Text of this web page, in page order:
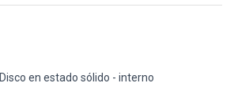
Disco en estado sólido - interno